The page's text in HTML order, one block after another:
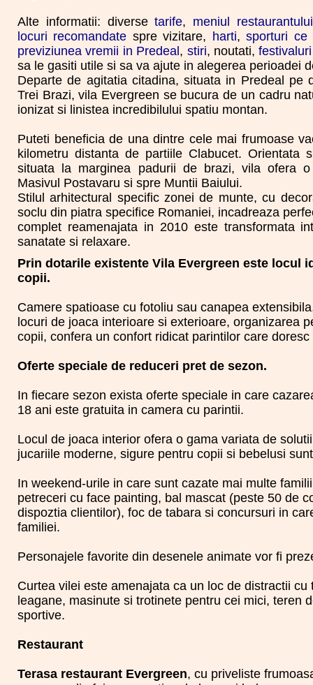
Alte informatii: diversetarife, meniul restaurantului
locuri recomandate spre vizitare, harti,sporturi ce
previziunea vremii in Predeal, stiri, noutati,festivaluri
sa le gasiti utile si sa va ajute in alegerea perioadei
Departe de agitatia citadina, situata in Predeal pe
Trei Brazi, vila Evergreen se bucura de un cadru
ionizat si linistea incredibilului spatiu montan.
Puteti beneficia de una dintre cele mai frumoase
kilometru distanta de partiile Clabucet. Orientata
situata la marginea padurii de brazi, vila ofera
Masivul Postavaru si spre Muntii Baiului.
Stilul arhitectural specific zonei de munte, cu
soclu din piatra specifice Romaniei, incadreaza
complet reamenajata in 2010 este transformata
sanatate si relaxare.
Prin dotarile existente Vila Evergreen este locul
copii.
Camere spatioase cu fotoliu sau canapea
locuri de joaca interioare si exterioare, organizarea
copii, confera un confort ridicat parintilor care
Oferte speciale de reduceri pret de sezon.
In fiecare sezon exista oferte speciale in care
18 ani este gratuita in camera cu parintii.
Locul de joaca interior ofera o gama variata de
jucariile moderne, sigure pentru copii si bebelusi
In weekend-urile in care sunt cazate mai multe
petreceri cu face painting, bal mascat (peste 50 de
dispoztia clientilor), foc de tabara si concursuri in
familiei.
Personajele favorite din desenele animate vor fi
Curtea vilei este amenajata ca un loc de distractii
leagane, masinute si trotinete pentru cei mici, teren
sportive.
Restaurant
Terasa restaurant Evergreen, cu priveliste